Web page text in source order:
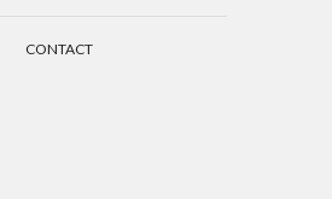
CONTACT